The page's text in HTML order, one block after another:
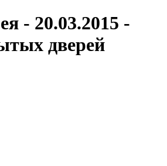
- 20.03.2015 -
дверей